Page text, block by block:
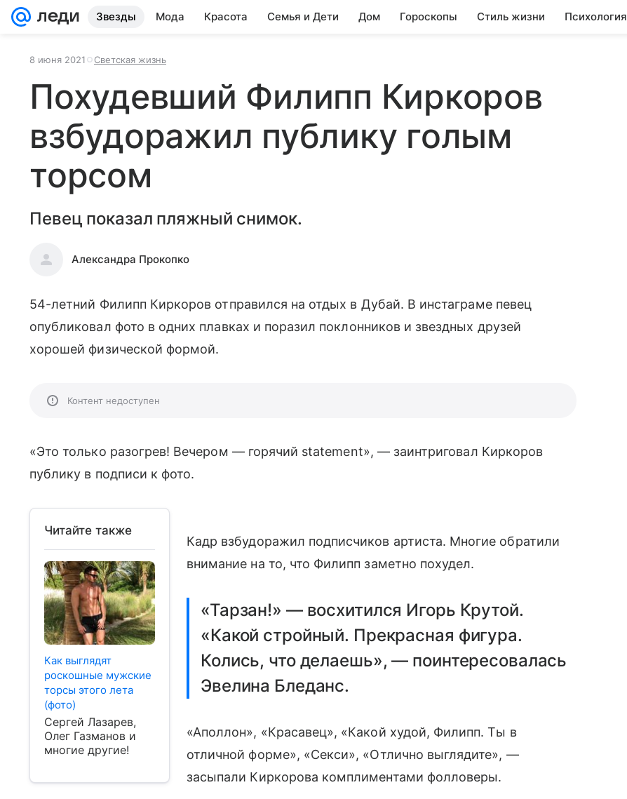
Звезды Мода Красота Семья и Дети Дом Гороскопы Стиль жизни Психология
8 июня 2021 Светская жизнь
Похудевший Филипп Киркоров
взбудоражил публику голым
торсом
Певец показал пляжный снимок.
Александра Прокопко
54-летний Филипп Киркоров отправился на отдых в Дубай. В инстаграме певец
опубликовал фото в одних плавках и поразил поклонников и звездных друзей
хорошей физической формой.
Контент недоступен
«Это только разогрев! Вечером — горячий statement», — заинтриговал Киркоров
публику в подписи к фото.
Читайте также
Как выглядят
роскошные мужские
торсы этого лета
(фото)
Сергей Лазарев,
Олег Газманов и
многие другие!
Кадр взбудоражил подписчиков артиста. Многие обратили
внимание на то, что Филипп заметно похудел.
«Тарзан!» — восхитился Игорь Крутой.
«Какой стройный. Прекрасная фигура.
Колись, что делаешь», — поинтересовалась
Эвелина Бледанс.
«Аполлон», «Красавец», «Какой худой, Филипп. Ты в
отличной форме», «Секси», «Отлично выглядите», —
засыпали Киркорова комплиментами фолловеры.